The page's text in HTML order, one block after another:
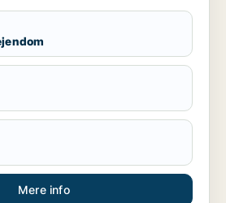
Mere info